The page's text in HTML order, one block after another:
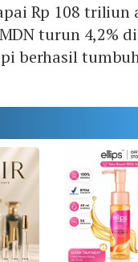
Rp 108 triliun
turun 4,2%
berhasil